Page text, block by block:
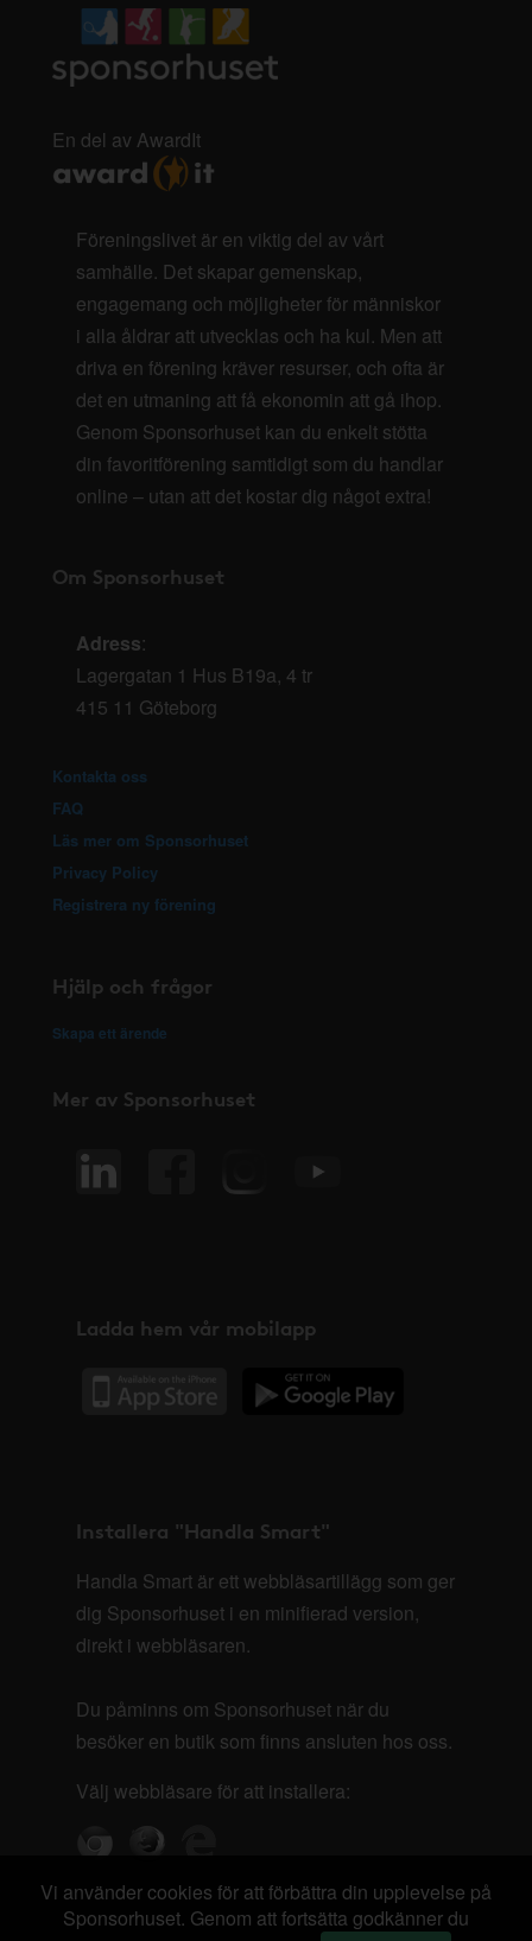
En del av AwardIt
Föreningslivet är en viktig del av vårt
samhälle. Det skapar gemenskap,
engagemang och möjligheter för människor
i alla åldrar att utvecklas och ha kul. Men att
driva en förening kräver resurser, och ofta är
det en utmaning att få ekonomin att gå ihop.
Genom Sponsorhuset kan du enkelt stötta
din favoritförening samtidigt som du handlar
online – utan att det kostar dig något extra!
Om Sponsorhuset
Adress:
Lagergatan 1 Hus B19a, 4 tr
415 11 Göteborg
Kontakta oss
FAQ
Läs mer om Sponsorhuset
Privacy Policy
Registrera ny förening
Hjälp och frågor
Skapa ett ärende
Mer av Sponsorhuset
Ladda hem vår mobilapp
Installera "Handla Smart"
Handla Smart är ett webbläsartillägg som ger
dig Sponsorhuset i en minifierad version,
direkt i webbläsaren.
Du påminns om Sponsorhuset när du
besöker en butik som finns ansluten hos oss.
Välj webbläsare för att installera:
Vi använder cookies för att förbättra din upplevelse på
Sponsorhuset. Genom att fortsätta godkänner du